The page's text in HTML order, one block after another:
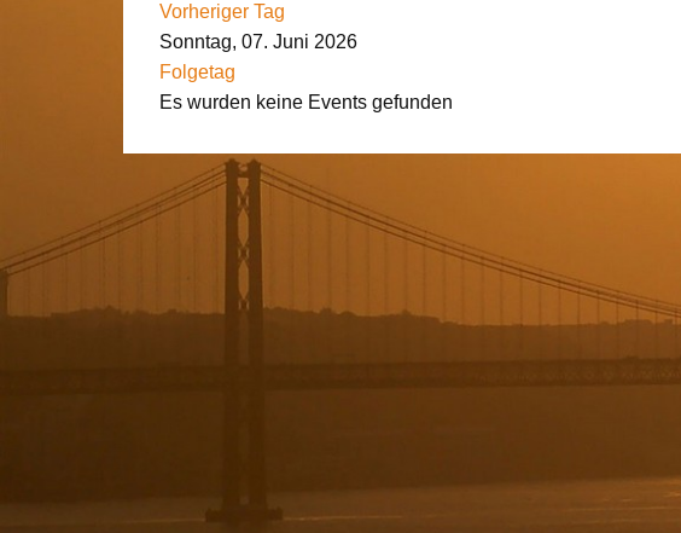
Vorheriger Tag
Sonntag, 07. Juni 2026
Folgetag
Es wurden keine Events gefunden